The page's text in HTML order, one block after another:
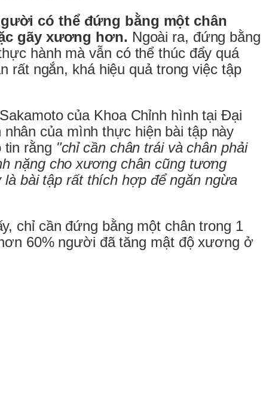
có thể đứng bằng một chân
gãy xương hơn. Ngoài ra, đứng bằng
hành mà vẫn có thể thúc đẩy quá
rất ngắn, khá hiệu quả trong việc tập
của Khoa Chỉnh hình tại Đại
của mình thực hiện bài tập này
tin rằng "chỉ cần chân trái và chân phải
nặng cho xương chân cũng tương
bài tập rất thích hợp để ngăn ngừa
chỉ cần đứng bằng một chân trong 1
60% người đã tăng mật độ xương ở